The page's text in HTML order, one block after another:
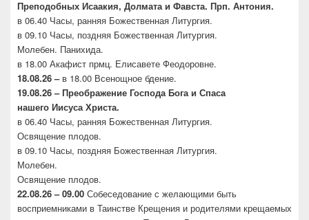
Преподобных Исаакия, Долмата и Фавста. Прп. Антония.
в 06.40 Часы, ранняя Божественная Литургия.
в 09.10 Часы, поздняя Божественная Литургия.
Молебен. Панихида.
в 18.00 Акафист прмц. Елисавете Феодоровне.
18.08.26 –в 18.00 Всенощное бдение.
19.08.26 – Преображение Господа Бога и Спаса
нашего Иисуса Христа.
в 06.40 Часы, ранняя Божественная Литургия.
Освящение плодов.
в 09.10 Часы, поздняя Божественная Литургия.
Молебен.
Освящение плодов.
22.08.26 – 09.00 Собеседование с желающими быть
восприемниками в Таинстве Крещения и родителями крещаемых